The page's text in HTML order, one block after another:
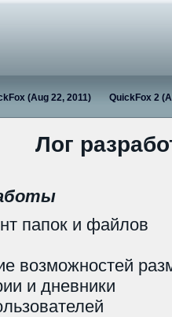
(Aug 22, 2011) QuickFox 2
Лог
папок и файлов
возможностей
и дневники